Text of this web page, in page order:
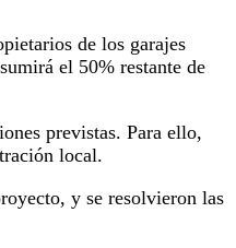
de los garajes
el 50% restante de
previstas. Para ello,
local.
y se resolvieron las